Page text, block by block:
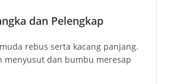
dan Pelengkap
rebus serta kacang panjang.
menyusut dan bumbu meresap